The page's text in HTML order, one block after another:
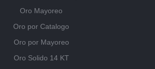
Oro Mayoreo
Oro por Catalogo
Oro por Mayoreo
Oro Solido 14 KT